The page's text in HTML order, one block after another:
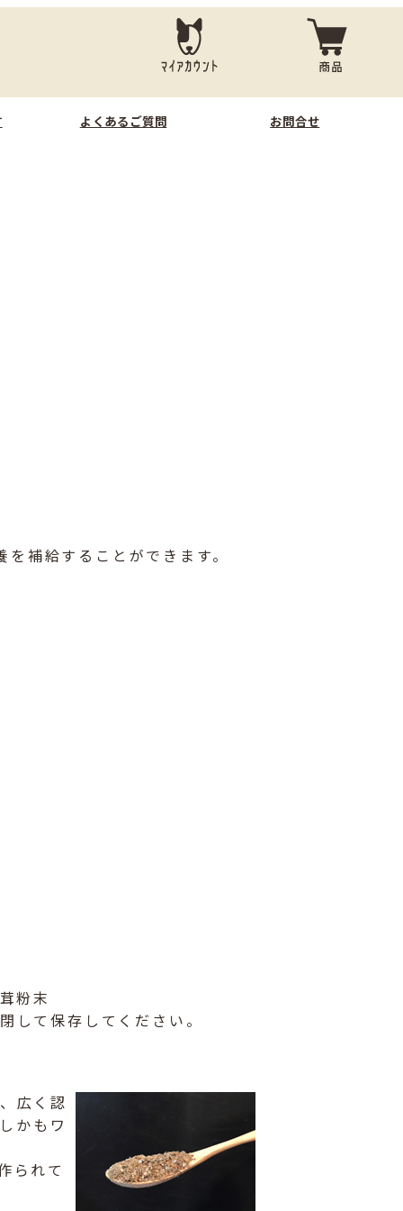
よくあるご質問 お問合せ
補給することができます。
粉末
して保存してください。
広く認
かもワ
られて